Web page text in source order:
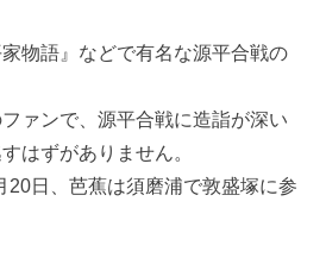
物語』などで有名な源平合戦の
ァンで、源平合戦に造詣が深い
はずがありません。
20日、芭蕉は須磨浦で敦盛塚に参